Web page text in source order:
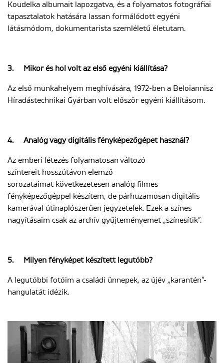
Koudelka albumait lapozgatva, és a folyamatos fotográfiai
tapasztalatok hatására lassan formálódott egyéni
látásmódom, dokumentarista szemléletű életutam.
3. Mikor és hol volt az első egyéni kiállítása?
Az első munkahelyem meghívására, 1972-ben a Beloiannisz
Híradástechnikai Gyárban volt először egyéni kiállításom.
4. Analóg vagy digitális fényképezőgépet használ?
Az emberi létezés folyamatosan változó
színtereit hosszútávon elemző
sorozataimat következetesen analóg filmes
fényképezőgéppel készítem, de párhuzamosan digitális
kamerával útinaplószerűen jegyzetelek. Ezek a színes
nagyításaim csak az archív gyűjteményemet „színesítik”.
5. Milyen fényképet készített legutóbb?
A legutóbbi fotóim a családi ünnepek, az újév „karantén”-
hangulatát idézik.